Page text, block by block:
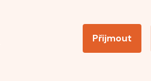
Přijmout